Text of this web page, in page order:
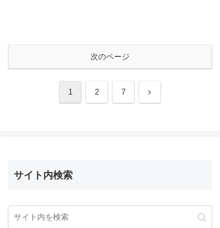
次のページ
1 2 7 次
サイト内検索